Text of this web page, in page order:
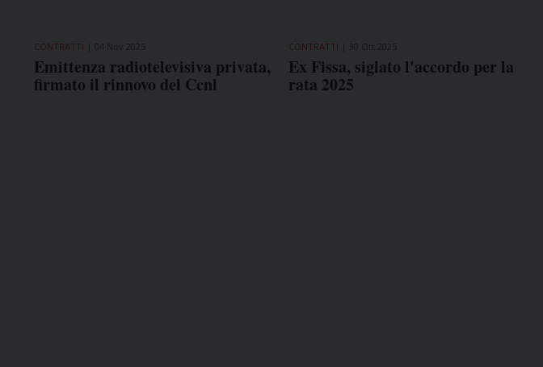
CONTRATTI
Emittenza radiotelevisiva privata,
firmato il rinnovo del Ccnl
CONTRATTI
Ex Fissa, siglato l'accordo per la
rata 2025